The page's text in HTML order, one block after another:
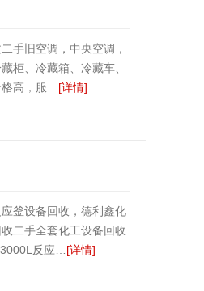
手旧空调，中央空调，
柜、冷藏箱、冷藏车、
高，服… [详情]
釜设备回收，德利鑫化
二手全套化工设备回收
反应… [详情]